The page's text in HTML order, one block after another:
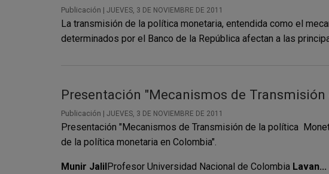
Publicación | JUEVES, 3 DE NOVIEMBRE DE 2011
La transmisión de la política monetaria, entendida como el
determinados por el Banco de la República afectan a las
Presentación "Mecanismos de
Publicación | JUEVES, 3 DE NOVIEMBRE DE 2011
Presentación "Mecanismos de Transmisión de la política
de la política monetaria en Colombia".
Munir Jalil Profesor Universidad Nacional de Colombia Lavan...